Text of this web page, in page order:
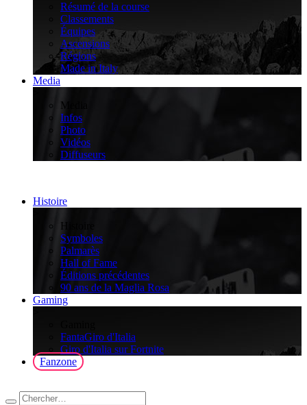
Résumé de la course
Classements
Équipes
Ascensions
Régions
Made in Italy
Media
Media
Infos
Photo
Vidéos
Diffuseurs
Histoire
Histoire
Symboles
Palmarès
Hall of Fame
Éditions précédentes
90 ans de la Maglia Rosa
Gaming
FantaGiro d'Italia
Giro d'Italia sur Fortnite
Fanzone